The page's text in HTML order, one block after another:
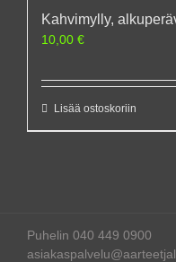
Kahvimylly,
10,00 €
Lisää ostoskoriin
Puhelin 040 449 0900